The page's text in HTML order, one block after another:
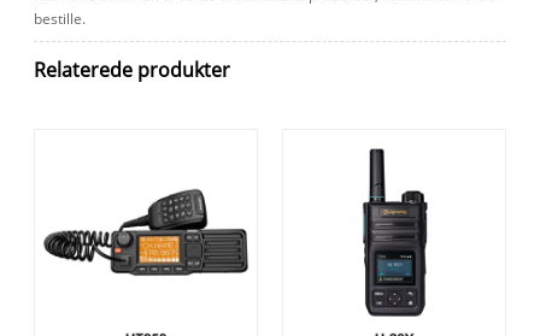
bestille.
Relaterede produkter